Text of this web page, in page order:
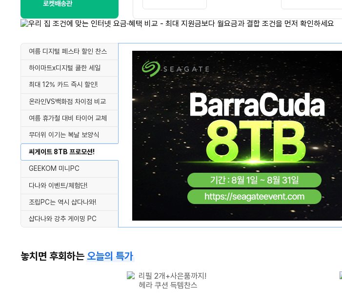
로켓배송관
여름 디지털 페스타 할인 찬스
하이마트x디지털 쿨한 세일
최대 12% 카드 즉시 할인!
온라인VS백화점 차이점 비교
여름 휴가철 대비 타이어 교체
무더위 이기는 복날 보양식
씨게이트 8TB 프로모션!
GEEKOM 미니PC
다나와 이벤트/체험단!
조립PC는 역시 샵다나와!
샵다나와 강추 게이밍 PC
놓치면 후회하는 오늘의 특가